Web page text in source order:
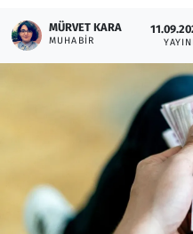
MÜRVET KARA
MUHABIR
Memur ve Kamu
Ramazan
Resmi İlanlar